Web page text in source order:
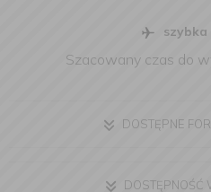
szybka
Szacowany czas do
DOSTĘPNE
DOSTĘPNOŚĆ